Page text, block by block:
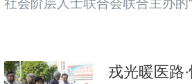
社会阶层人士联合会联合主办的
深入助残一线，用镜头记录公益
戎光暖医